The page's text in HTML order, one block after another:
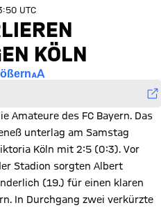
UTC
KÖLN
Amateure des FC Bayern. Das
unterlag am Samstag
Köln mit 2:5 (0:3). Vor
Stadion sorgten Albert
(19.) für einen klaren
In Durchgang zwei verkürzte